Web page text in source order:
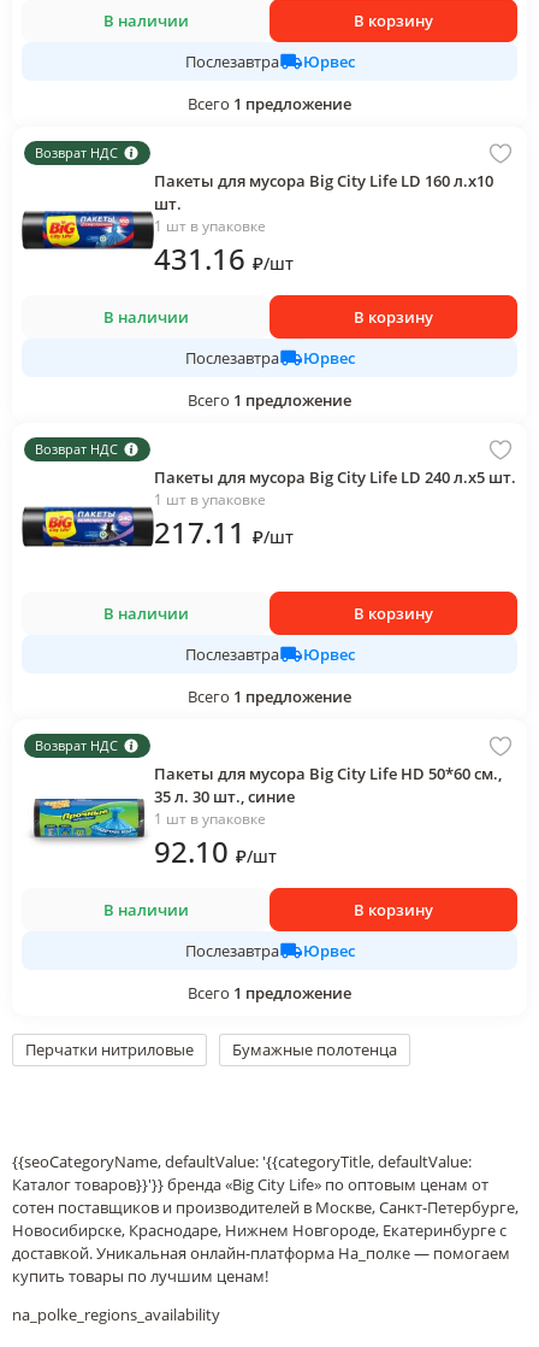
В наличии
В корзину
Послезавтра
Юрвес
Всего 1 предложение
Возврат НДС
Пакеты для мусора Big City Life LD 160 л.х10
шт.
1 шт в упаковке
431.16 ₽/шт
В наличии
В корзину
Послезавтра
Юрвес
Всего 1 предложение
Возврат НДС
Пакеты для мусора Big City Life LD 240 л.х5 шт.
1 шт в упаковке
217.11 ₽/шт
В наличии
В корзину
Послезавтра
Юрвес
Всего 1 предложение
Возврат НДС
Пакеты для мусора Big City Life HD 50*60 см.,
35 л. 30 шт., синие
1 шт в упаковке
92.10 ₽/шт
В наличии
В корзину
Послезавтра
Юрвес
Всего 1 предложение
Перчатки нитриловые Бумажные полотенца
{{seoCategoryName, defaultValue: '{{categoryTitle, defaultValue:
Каталог товаров}}'}} бренда «Big City Life» по оптовым ценам от
сотен поставщиков и производителей в Москве, Санкт-Петербурге,
Новосибирске, Краснодаре, Нижнем Новгороде, Екатеринбурге с
доставкой. Уникальная онлайн-платформа На_полке — помогаем
купить товары по лучшим ценам!
na_polke_regions_availability